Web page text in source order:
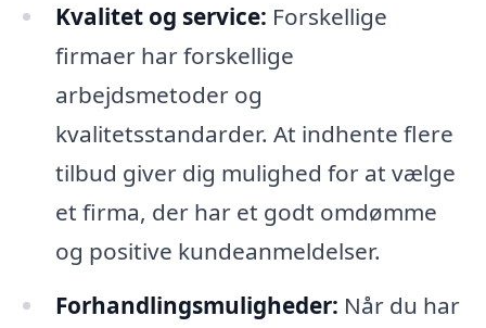
Kvalitet og service: Forskellige
firmaer har forskellige
arbejdsmetoder og
kvalitetsstandarder. At indhente flere
tilbud giver dig mulighed for at vælge
et firma, der har et godt omdømme
og positive kundeanmeldelser.
Forhandlingsmuligheder: Når du har